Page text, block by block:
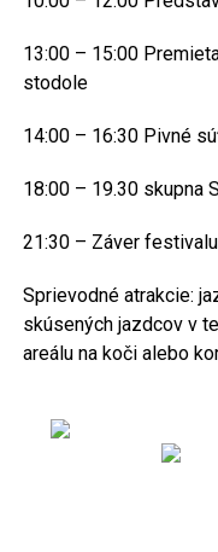
13:00 – 15:00
stodole
14:00 – 16:30 Pivné
18:00 – 19.30 skupna
21:30 – Záver festivalu
Sprievodné atrakcie:
skúsených jazdcov v
areálu na koči alebo